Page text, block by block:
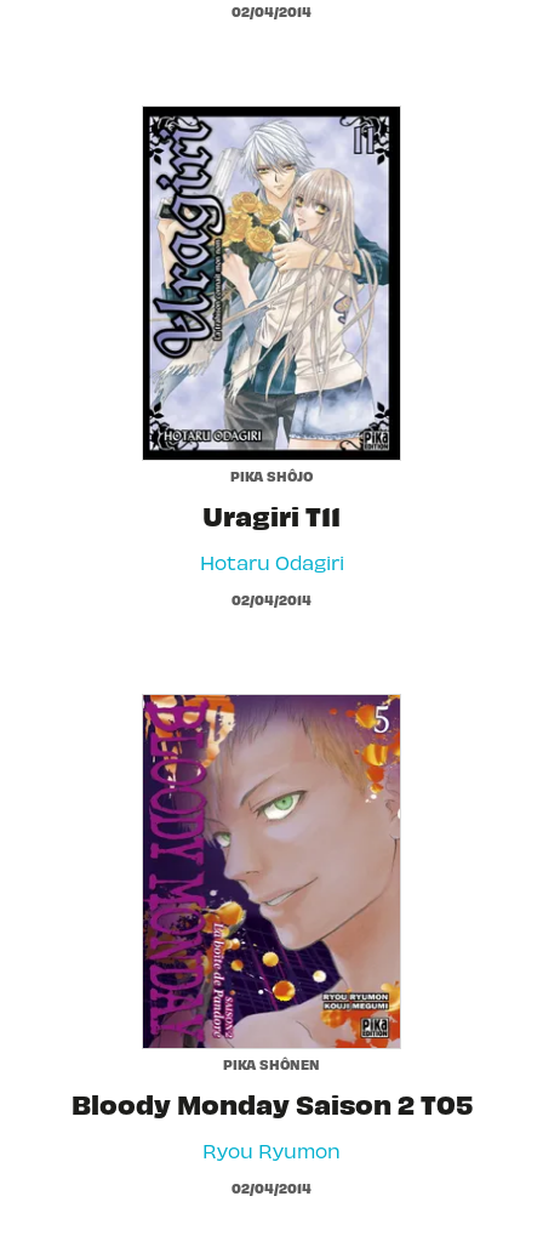
02/04/2014
PIKA SHÔJO
Uragiri T11
Hotaru Odagiri
02/04/2014
PIKA SHÔNEN
Bloody Monday Saison 2 T05
Ryou Ryumon
02/04/2014